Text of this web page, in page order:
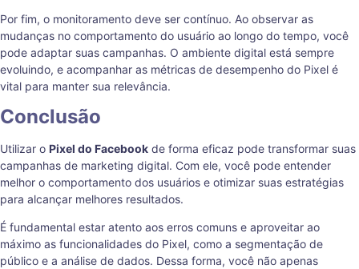
Por fim, o monitoramento deve ser contínuo. Ao observar as
mudanças no comportamento do usuário ao longo do tempo, você
pode adaptar suas campanhas. O ambiente digital está sempre
evoluindo, e acompanhar as métricas de desempenho do Pixel é
vital para manter sua relevância.
Conclusão
Utilizar o Pixel do Facebook de forma eficaz pode transformar suas
campanhas de marketing digital. Com ele, você pode entender
melhor o comportamento dos usuários e otimizar suas estratégias
para alcançar melhores resultados.
É fundamental estar atento aos erros comuns e aproveitar ao
máximo as funcionalidades do Pixel, como a segmentação de
público e a análise de dados. Dessa forma, você não apenas